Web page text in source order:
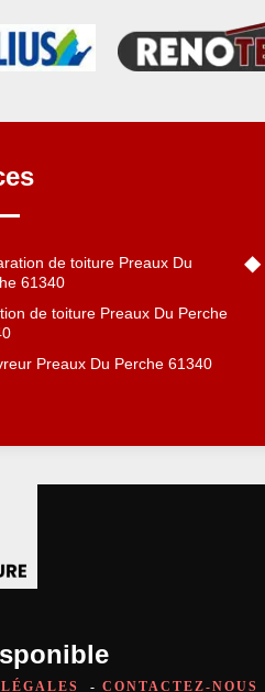
de toiture Preaux Du
61340
de toiture Preaux Du Perche
Preaux Du Perche 61340
- CONTACTEZ-NOUS